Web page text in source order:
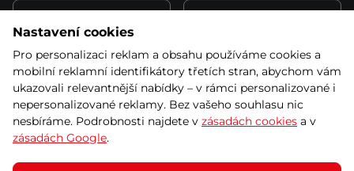
Půjčovna
obchodní podmínky
Kariéra
© 2026 SEVEN SPORT s.r.o Všechna práva vyhrazena
Nastavení cookies
Pro personalizaci reklam a obsahu používáme cookies a
mobilní reklamní identifikátory třetích stran, abychom vám
ukazovali relevantnější nabídky – v rámci personalizované i
nepersonalizované reklamy. Bez vašeho souhlasu nic
nesbíráme. Podrobnosti najdete v zásadách cookies a v
zásadách Google.